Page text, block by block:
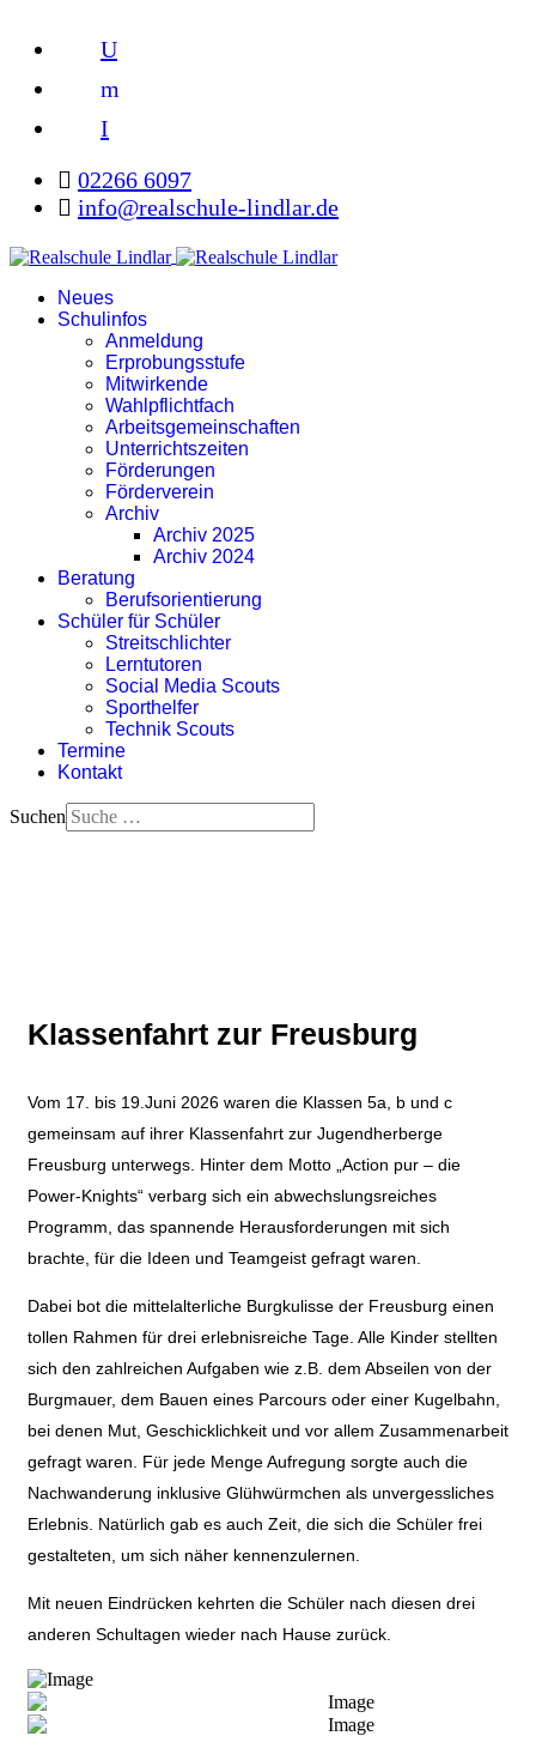
U
m
I
02266 6097
info@realschule-lindlar.de
Neues
Schulinfos
Anmeldung
Erprobungsstufe
Mitwirkende
Wahlpflichtfach
Arbeitsgemeinschaften
Unterrichtszeiten
Förderungen
Förderverein
Archiv
Archiv 2025
Archiv 2024
Beratung
Berufsorientierung
Schüler für Schüler
Streitschlichter
Lerntutoren
Social Media Scouts
Sporthelfer
Technik Scouts
Termine
Kontakt
Suchen
Klassenfahrt zur Freusburg
Vom 17. bis 19.Juni 2026 waren die Klassen 5a, b und c
gemeinsam auf ihrer Klassenfahrt zur Jugendherberge
Freusburg unterwegs. Hinter dem Motto „Action pur – die
Power-Knights“ verbarg sich ein abwechslungsreiches
Programm, das spannende Herausforderungen mit sich
brachte, für die Ideen und Teamgeist gefragt waren.
Dabei bot die mittelalterliche Burgkulisse der Freusburg einen
tollen Rahmen für drei erlebnisreiche Tage. Alle Kinder stellten
sich den zahlreichen Aufgaben wie z.B. dem Abseilen von der
Burgmauer, dem Bauen eines Parcours oder einer Kugelbahn,
bei denen Mut, Geschicklichkeit und vor allem Zusammenarbeit
gefragt waren. Für jede Menge Aufregung sorgte auch die
Nachwanderung inklusive Glühwürmchen als unvergessliches
Erlebnis. Natürlich gab es auch Zeit, die sich die Schüler frei
gestalteten, um sich näher kennenzulernen.
Mit neuen Eindrücken kehrten die Schüler nach diesen drei
anderen Schultagen wieder nach Hause zurück.